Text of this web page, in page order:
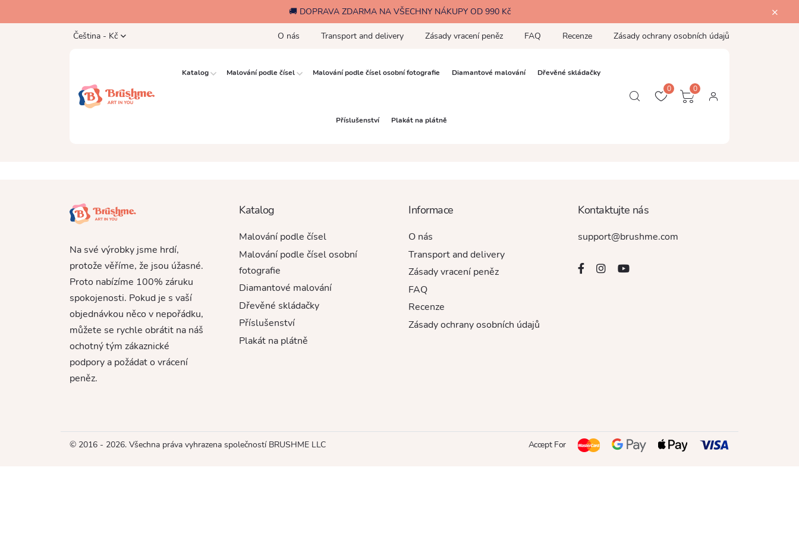
🚚 DOPRAVA ZDARMA NA VŠECHNY NÁKUPY OD 990 Kč
Čeština - Kč O nás Transport and delivery Zásady vracení peněz FAQ Recenze Zásady ochrany osobních údajů
Katalog Malování podle čísel Malování podle čísel osobní fotografie Diamantové malování Dřevěné skládačky
Příslušenství Plakát na plátně
0 0
Na své výrobky jsme hrdí,
protože věříme, že jsou úžasné.
Proto nabízíme 100% záruku
spokojenosti. Pokud je s vaší
objednávkou něco v nepořádku,
můžete se rychle obrátit na náš
ochotný tým zákaznické
podpory a požádat o vrácení
peněz.
Katalog
Malování podle čísel
Malování podle čísel osobní
fotografie
Diamantové malování
Dřevěné skládačky
Příslušenství
Plakát na plátně
Informace
O nás
Transport and delivery
Zásady vracení peněz
FAQ
Recenze
Zásady ochrany osobních údajů
Kontaktujte nás
support@brushme.com
© 2016 - 2026. Všechna práva vyhrazena společností BRUSHME LLC Accept For